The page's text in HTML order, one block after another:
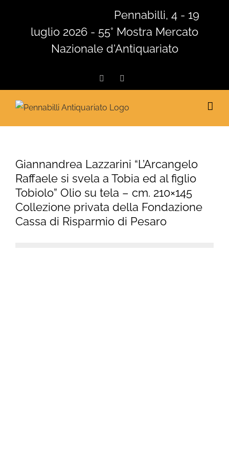
contenuto
Pennabilli, 4 - 19
luglio 2026 - 55° Mostra Mercato
Nazionale d'Antiquariato
Facebook
Giannandrea Lazzarini “L’Arcangelo
Raffaele si svela a Tobia ed al figlio
Tobiolo” Olio su tela – cm. 210×145
Collezione privata della Fondazione
Cassa di Risparmio di Pesaro